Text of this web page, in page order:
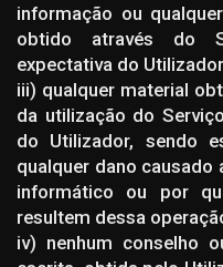
informação ou
obtido através do
expectativa do
iii) qualquer material
da utilização do
do Utilizador, sendo
qualquer dano
informático ou por
resultem dessa
iv) nenhum conselho